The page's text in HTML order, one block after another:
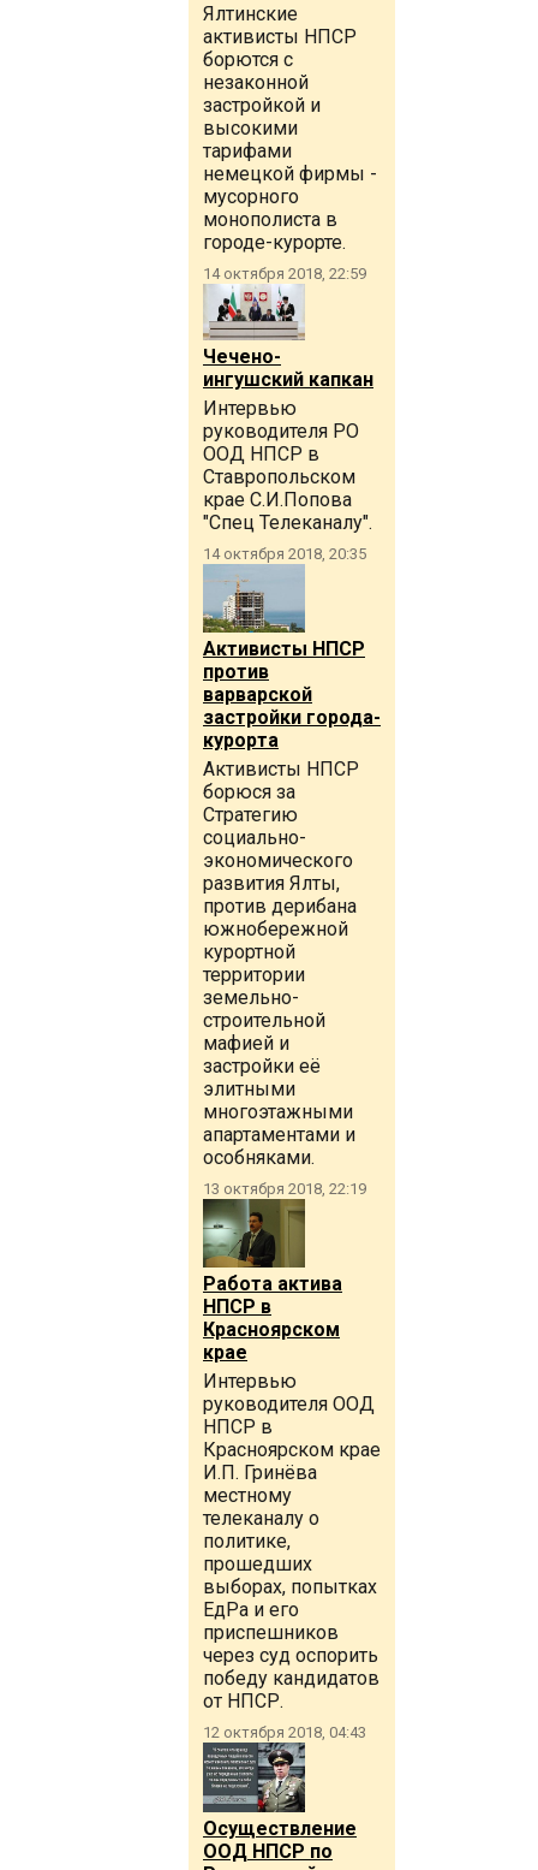
Ялтинские
активисты НПСР
борются с
незаконной
застройкой и
высокими
тарифами
немецкой фирмы -
мусорного
монополиста в
городе-курорте.
14 октября 2018, 22:59
Чечено-
ингушский капкан
Интервью
руководителя РО
ООД НПСР в
Ставропольском
крае С.И.Попова
"Спец Телеканалу".
14 октября 2018, 20:35
Активисты НПСР
против
варварской
застройки города-
курорта
Активисты НПСР
борюся за
Стратегию
социально-
экономического
развития Ялты,
против дерибана
южнобережной
курортной
территории
земельно-
строительной
мафией и
застройки её
элитными
многоэтажными
апартаментами и
особняками.
13 октября 2018, 22:19
Работа актива
НПСР в
Красноярском
крае
Интервью
руководителя ООД
НПСР в
Красноярском крае
И.П. Гринёва
местному
телеканалу о
политике,
прошедших
выборах, попытках
ЕдРа и его
приспешников
через суд оспорить
победу кандидатов
от НПСР.
12 октября 2018, 04:43
Осуществление
ООД НПСР по